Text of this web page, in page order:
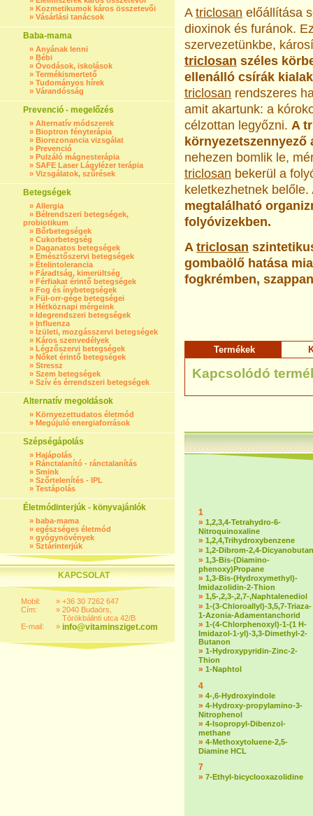
» Kozmetikumok káros összetevői
» Vásárlási tanácsok
Baba-mama
» Anyának lenni
» Bébi
» Óvodások, iskolások
» Termékismertető
» Tudományos hírek
» Várandósság
Prevenció - megelőzés
» Alternatív módszerek
» Bioptron fényterápia
» Biorezonancia vizsgálat
» Prevenció
» Pulzáló mágnesterápia
» SAFE Laser Lágylézer terápia
» Vizsgálatok, szűrések
Betegségek
» Allergia
» Bélrendszeri betegségek,
probiotikum
» Bőrbetegségek
» Cukorbetegség
» Daganatos betegségek
» Emésztőszervi betegségek
» Ételintolerancia
» Fáradtság, kimerültség
» Férfiakat érintő betegségek
» Fog és ínybetegségek
» Fül-orr-gége betegségei
» Hétköznapi mérgeink
» Idegrendszeri betegségek
» Influenza
» Ízületi, mozgásszervi betegségek
» Káros szenvedélyek
» Légzőszervi betegségek
» Nőket érintő betegségek
» Stressz
» Szem betegségek
» Szív és érrendszeri betegségek
Alternatív megoldások
» Környezettudatos életmód
» Megújuló energiaforrások
Szépségápolás
» Hajápolás
» Ránctalanító - ránctalanítás
» Smink
» Szőrtelenítés - IPL
» Testápolás
Életmódinterjúk - könyvajánlók
» baba-mama
» egészséges életmód
» gyógynövények
» Sztárinterjúk
KAPCSOLAT
Mobil:
Cím:
E-mail:
»
»
»
+36 30 7262 647
2040 Budaörs,
Törökbálinti utca 42/B
info@vitaminsziget.com
A triclosan előállítása
dioxinok és furánok.
szervezetünkbe,
triclosan széles
ellenálló csírák
triclosan rendszeres
amit akartunk: a
célzottan legyőzni. A
nehezen bomlik le,
triclosan bekerül a
keletkezhetnek belőle.
megtalálható
folyóvizekben.
A triclosan
gombaölő hatása
fogkrémben,
Termékek
Kapcsolódó
1
» 1,2,3,4-Tetrahydro-6-
Nitroquinoxaline
» 1,2,4,Trihydroxybenzene
» 1,2-Dibrom-2,4-Dicyanobutan
» 1,3-Bis-(Diamino-
phenoxy)Propane
» 1,3-Bis-(Hydroxymethyl)-
Imidazolidin-2-Thion
» 1,5-,2,3-,2,7-,Naphtalenediol
» 1-(3-Chloroallyl)-3,5,7-Triaza-
1-Azonia-Adamentanchorid
» 1-(4-Chlorphenoxyl)-1-(1 H-
Imidazol-1-yl)-3,3-Dimethyl-2-
Butanon
» 1-Hydroxypyridin-Zinc-2-
Thion
» 1-Naphtol
4
» 4-,6-Hydroxyindole
» 4-Hydroxy-propylamino-3-
Nitrophenol
» 4-Isopropyl-Dibenzol-
methane
» 4-Methoxytoluene-2,5-
Diamine HCL
7
» 7-Ethyl-bicyclooxazolidine